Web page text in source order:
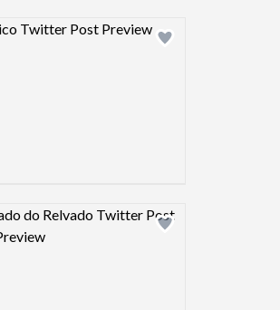
Design preview image
Design preview image